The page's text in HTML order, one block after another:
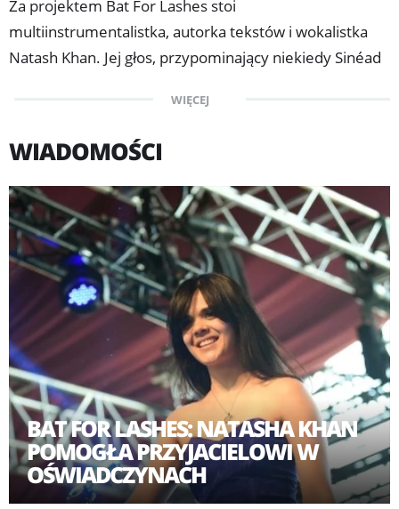
Za projektem Bat For Lashes stoi
multiinstrumentalistka, autorka tekstów i wokalistka
Natash Khan. Jej głos, przypominający niekiedy Sinéad
intymnością a tanecznością - bardzo szybko
przyciągnęły wrażliwych fanów, poszukujących nowych
dźwięków krytyków muzycznych oraz internetowych
bloggerów.
Pierwszym albumem Bat For Lashes był wydany
jesienią 2006 roku krążek "Fur And Gold", będący
popisem Natashy, która zagrała na pianinie, harfie,
gitarze, basie, perkusji i jeszcze kilku innych
instrumentach, do tego współprodukowała płytę,
napisała teksty, a nawet stworzyła odpowiednią
oprawę wizualna, przekładającą się także na teledyski,
choćby do singlowego "What's A Girl To Do?". Sukces
artystyczny "Fur and Gold" podkreśliła nominacja do
Mercury Music Prize w roku 2007 oraz zaproszenie na
trasę koncertową przez Radiohead.
WIĘCEJ
WIADOMOŚCI
BAT FOR LASHES: NATASHA KHAN
POMOGŁA PRZYJACIELOWI W
OŚWIADCZYNACH